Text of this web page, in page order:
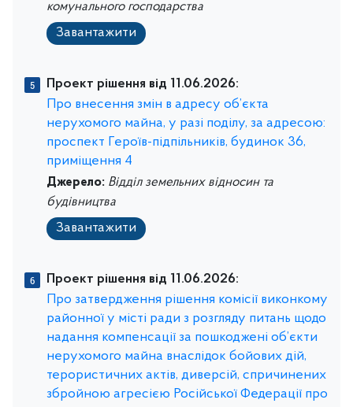
комунального господарства
Завантажити
Проект рішення від 11.06.2026:
Про внесення змін в адресу об’єкта
нерухомого майна, у разі поділу, за адресою:
проспект Героїв-підпільників, будинок 36,
приміщення 4
Джерело: Відділ земельних відносин та
будівництва
Завантажити
Проект рішення від 11.06.2026:
Про затвердження рішення комісії виконкому
районної у місті ради з розгляду питань щодо
надання компенсації за пошкоджені об’єкти
нерухомого майна внаслідок бойових дій,
терористичних актів, диверсій, спричинених
збройною агресією Російської Федерації про